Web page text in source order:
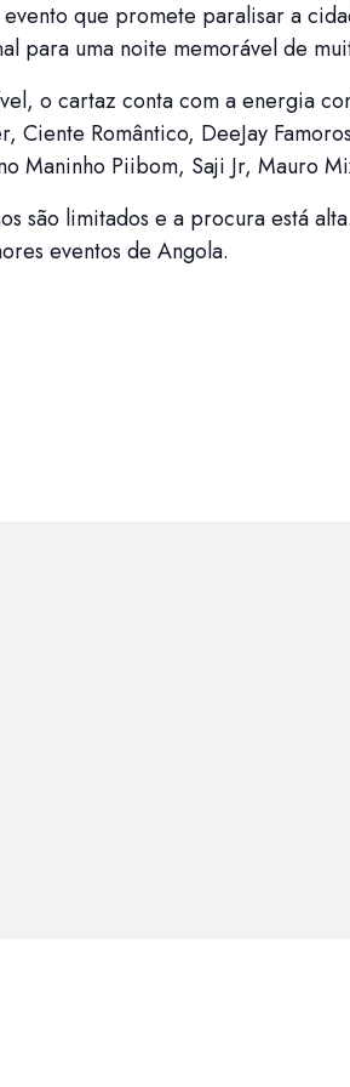
que promete paralisar a
para uma noite memorável de
o cartaz conta com a energia
Romântico, DeeJay
Maninho Piibom, Saji Jr, Mauro
são limitados e a procura está
eventos de Angola.